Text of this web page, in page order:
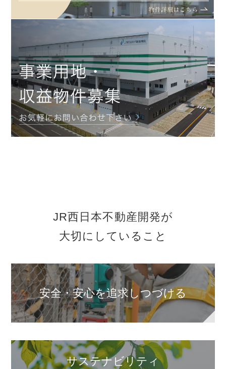
JR西日本不動産開発が
大切にしていること
安全・安心を追求しつづける
サステナビリティ